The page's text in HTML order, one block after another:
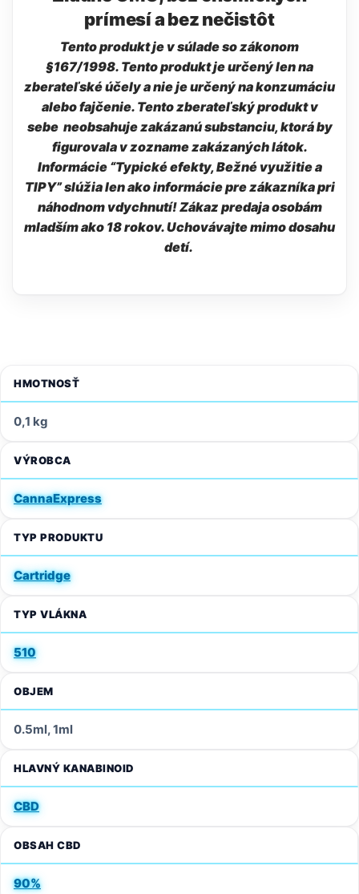
prímesí a bez nečistôt
Tento produkt je v súlade so zákonom
§167/1998. Tento produkt je určený len na
zberateľské účely a nie je určený na konzumáciu
alebo fajčenie. Tento zberateľský produkt v
sebe neobsahuje zakázanú substanciu, ktorá by
figurovala v zozname zakázaných látok.
Informácie “Typické efekty, Bežné využitie a
TIPY” slúžia len ako informácie pre zákazníka pri
náhodnom vdychnutí! Zákaz predaja osobám
mladším ako 18 rokov. Uchovávajte mimo dosahu
detí.
HMOTNOSŤ
0,1 kg
VÝROBCA
CannaExpress
TYP PRODUKTU
Cartridge
TYP VLÁKNA
510
OBJEM
0.5ml, 1ml
HLAVNÝ KANABINOID
CBD
OBSAH CBD
90%